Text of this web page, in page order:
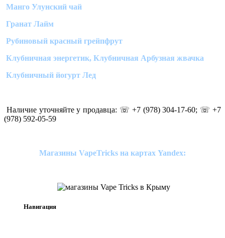
Манго Улунский чай
Гранат Лайм
Рубиновый красный грейпфрут
Клубничная энергетик, Клубничная Арбузная жвачка
Клубничный йогурт Лед
Наличие уточняйте у продавца: ☏ +7 (978) 304-17-60; ☏ +7
(978) 592-05-59
Магазины VapeTricks на картах Yandex:
Навигация